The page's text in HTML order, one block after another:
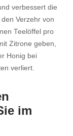
verbessert die
Verzehr von
Teelöffel pro
Zitrone geben,
Honig bei
verliert.
im